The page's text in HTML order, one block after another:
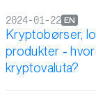
Kryptobørser,
produkter -
kryptovaluta?
EN
2024-01-22